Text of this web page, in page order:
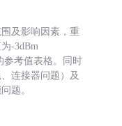
及影响因素，重
-3dBm
参考值表格。同时
连接器问题）及
题。